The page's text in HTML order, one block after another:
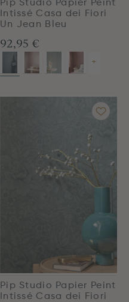
Pip Studio Papier Peint
Intissé Casa dei Fiori
Un Jean Bleu
92,95 €
+
Pip Studio Papier Peint
Intissé Casa dei Fiori